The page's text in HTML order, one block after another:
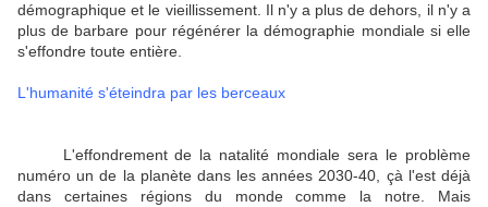
démographique et le vieillissement. Il n'y a plus de dehors, il n'y a
plus de barbare pour régénérer la démographie mondiale si elle
s'effondre toute entière.
L'humanité s'éteindra par les berceaux
L'effondrement de la natalité mondiale sera le problème
numéro un de la planète dans les années 2030-40, çà l'est déjà
dans certaines régions du monde comme la notre. Mais